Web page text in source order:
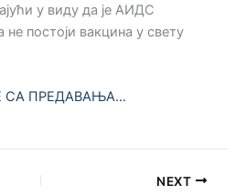
у виду да је АИДС
не постоји вакцина у свету
СА ПРЕДАВАЊА…
NEXT